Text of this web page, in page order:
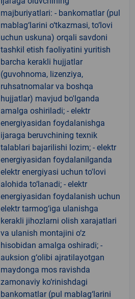
majburiyatlari: - bankomatlar (pul
mablag‘larini o‘tkazmasi, to‘lovi
uchun uskuna) orqali savdoni
tashkil etish faoliyatini yuritish
barcha kerakli hujjatlar
(guvohnoma, lizenziya,
ruhsatnomalar va boshqa
hujjatlar) mavjud bo'lganda
amalga oshiriladi; - elektr
energiyasidan foydalanishga
ijaraga beruvchining texnik
talablari bajarilishi lozim; - elektr
energiyasidan foydalanilganda
elektr energiyasi uchun to'lovi
alohida to‘lanadi; - elektr
energiyasidan foydalanish uchun
elektr tarmog‘iga ulanishga
kerakli jihozlarni olish xarajatlari
va ulanish montajini o‘z
hisobidan amalga oshiradi; -
auksion g‘olibi ajratilayotgan
maydonga mos ravishda
zamonaviy ko‘rinishdagi
bankomatlar (pul mablag‘larini